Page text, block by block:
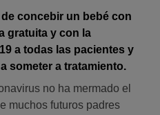
concebir un bebé con
gratuita y con la
a todas las pacientes y
someter a tratamiento.
no ha mermado el
muchos futuros padres